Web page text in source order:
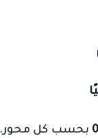
بحسب كل محور.